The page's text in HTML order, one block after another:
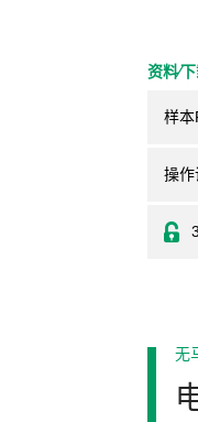
资料⁄
样本
操作
无